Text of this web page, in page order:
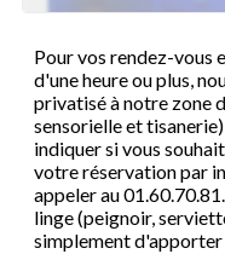
Pour vos rendez-vous
d'une heure ou plus,
privatisé à notre zone
sensorielle et
indiquer si vous
votre réservation par
appeler au
linge (peignoir,
simplement